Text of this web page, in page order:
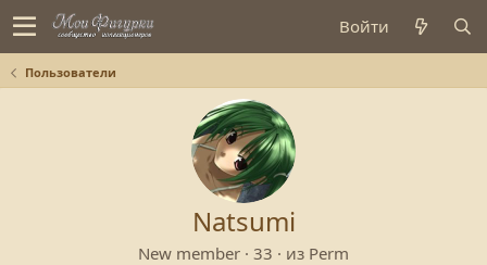
Войти
Пользователи
Natsumi
New member · 33 · из Perm